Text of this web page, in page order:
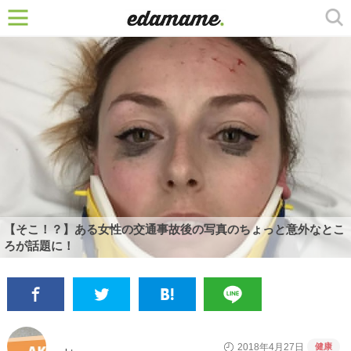
【そこ！？】ある女性の交通事故後の写真のちょっと意外なとこ
ろが話題に！
2018年4月27日 健康